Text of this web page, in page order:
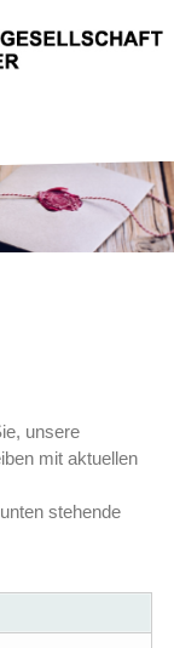
unsere
mit aktuellen
stehende